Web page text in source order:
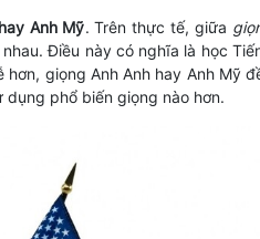
Anh Mỹ. Trên thực tế, giữa
Điều này có nghĩa là học
giọng Anh Anh hay Anh Mỹ
phổ biến giọng nào hơn.